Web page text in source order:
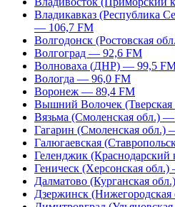
Владикавказ (Республика
— 106,7 FM
Волгодонск (Ростовская
Волгоград — 92,6 FM
Волноваха (ДНР) — 99,5
Вологда — 96,0 FM
Воронеж — 89,4 FM
Вышний Волочек
Вязьма (Смоленская обл.)
Гагарин (Смоленская обл.)
Галюгаевская
Геленджик
Геническ (Херсонская
Далматово (Курганская
Дзержинск